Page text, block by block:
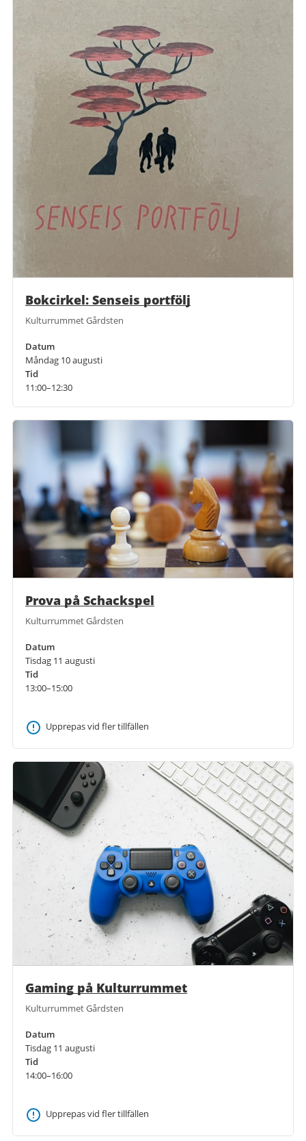
Bokcirkel: Senseis portfölj
Kulturrummet Gårdsten
Datum
Måndag 10 augusti
Tid
11:00–12:30
Prova på Schackspel
Kulturrummet Gårdsten
Datum
Tisdag 11 augusti
Tid
13:00–15:00
Upprepas vid fler tillfällen
Gaming på Kulturrummet
Kulturrummet Gårdsten
Datum
Tisdag 11 augusti
Tid
14:00–16:00
Upprepas vid fler tillfällen